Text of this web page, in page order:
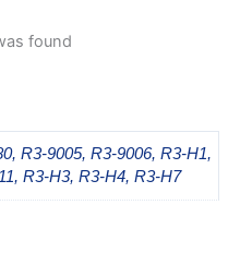
found
R3-9005, R3-9006, R3-H1,
R3-H3, R3-H4, R3-H7